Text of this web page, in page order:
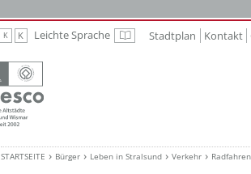
K K Leichte Sprache Leichte Sprache
Stadtplan Kontakt
STARTSEITE Bürger Leben in Stralsund Verkehr Radfahren